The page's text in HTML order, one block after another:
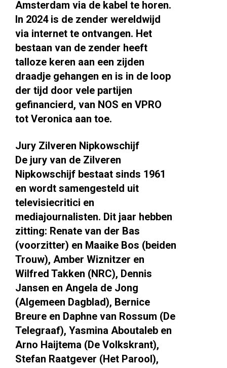
Amsterdam via de kabel te horen.
In 2024 is de zender wereldwijd
via internet te ontvangen. Het
bestaan van de zender heeft
talloze keren aan een zijden
draadje gehangen en is in de loop
der tijd door vele partijen
gefinancierd, van NOS en VPRO
tot Veronica aan toe.
Jury Zilveren Nipkowschijf
De jury van de Zilveren
Nipkowschijf bestaat sinds 1961
en wordt samengesteld uit
televisiecritici en
mediajournalisten. Dit jaar hebben
zitting: Renate van der Bas
(voorzitter) en Maaike Bos (beiden
Trouw), Amber Wiznitzer en
Wilfred Takken (NRC), Dennis
Jansen en Angela de Jong
(Algemeen Dagblad), Bernice
Breure en Daphne van Rossum (De
Telegraaf), Yasmina Aboutaleb en
Arno Haijtema (De Volkskrant),
Stefan Raatgever (Het Parool),